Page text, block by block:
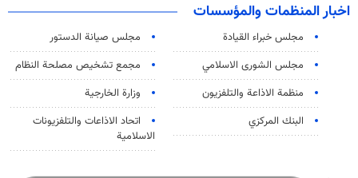
اخبار المنظمات والمؤسسات
مجلس خبراء القيادة
مجلس صيانة الدستور
مجلس الشورى الاسلامي
مجمع تشخيص مصلحة النظام
منظمة الاذاعة والتلفزیون
وزارة الخارجية
البنك المركزي
اتحاد الاذاعات والتلفزيونات
الاسلامية